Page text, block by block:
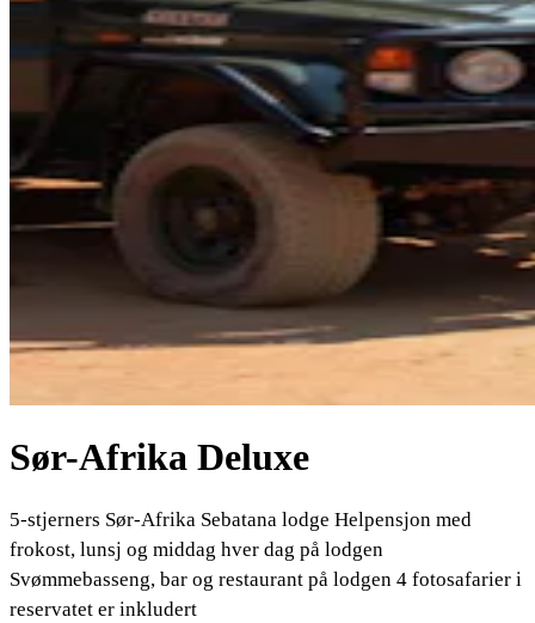
Sør-Afrika Deluxe
5-stjerners Sør-Afrika Sebatana lodge Helpensjon med
frokost, lunsj og middag hver dag på lodgen
Svømmebasseng, bar og restaurant på lodgen 4 fotosafarier i
reservatet er inkludert